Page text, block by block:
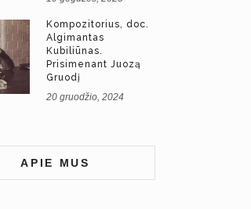
Kompozitorius, doc.
Algimantas
Kubiliūnas.
Prisimenant Juozą
Gruodį
20 gruodžio, 2024
APIE MUS